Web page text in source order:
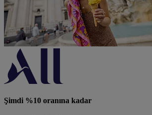
Şimdi %10 oranına kadar